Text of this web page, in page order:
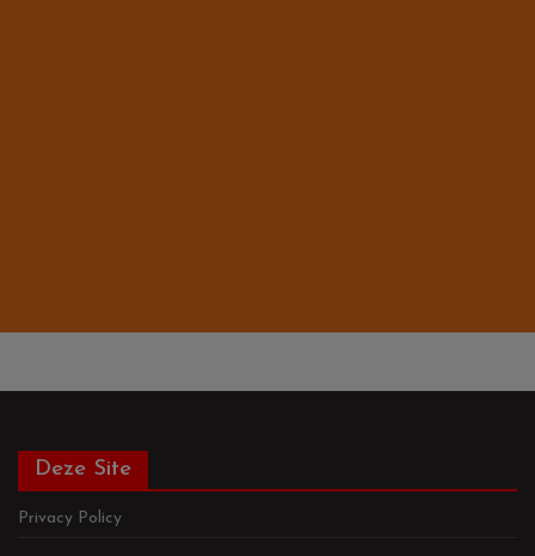
Deze Site
Privacy Policy